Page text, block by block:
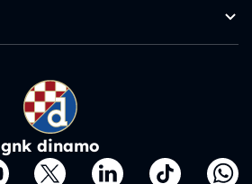
gnk dinamo